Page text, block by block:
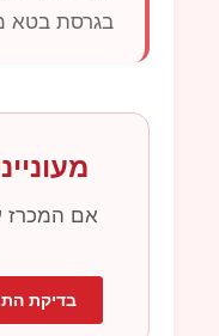
בגרסת בטא
אם המכרז
בדיקת